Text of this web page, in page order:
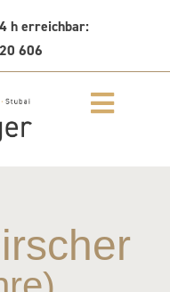
h erreichbar:
606